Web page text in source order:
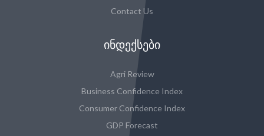
Contact Us
ᲘᲜᲓᲔᲥᲡᲔᲑᲘ
Agri Review
Business Confidence Index
Consumer Confidence Index
GDP Forecast